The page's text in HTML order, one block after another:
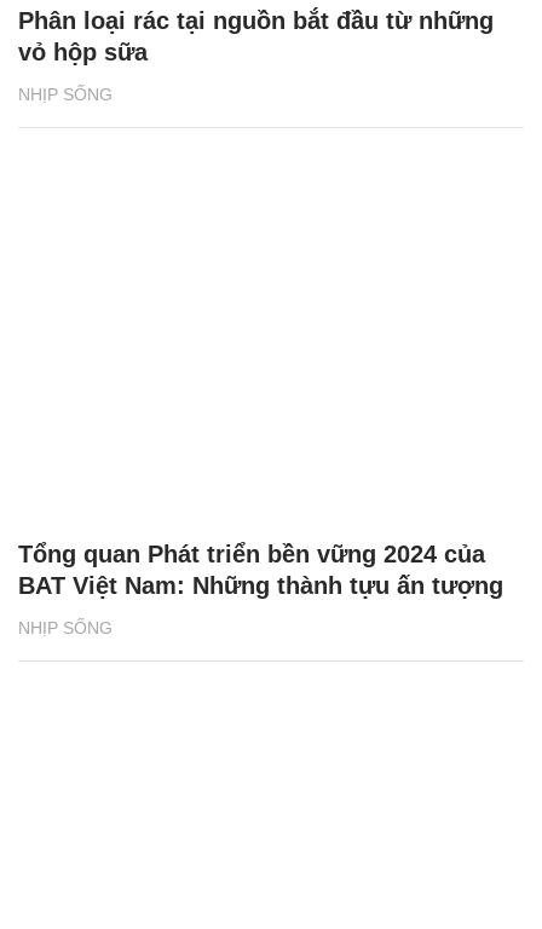
NHỊP SỐNG
Phân loại rác tại nguồn bắt đầu từ những
vỏ hộp sữa
NHỊP SỐNG
Tổng quan Phát triển bền vững 2024 của
BAT Việt Nam: Những thành tựu ấn tượng